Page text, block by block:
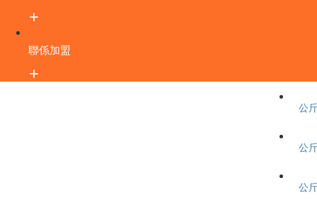
聯係加盟
公
公
公